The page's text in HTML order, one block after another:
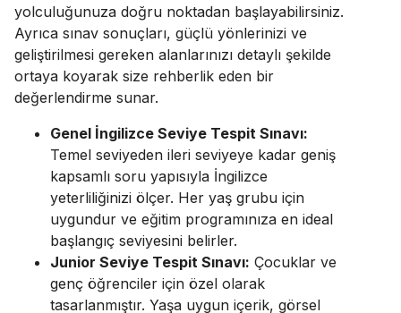
yolculuğunuza doğru noktadan başlayabilirsiniz.
Ayrıca sınav sonuçları, güçlü yönlerinizi ve
geliştirilmesi gereken alanlarınızı detaylı şekilde
ortaya koyarak size rehberlik eden bir
değerlendirme sunar.
Genel İngilizce Seviye Tespit Sınavı:
Temel seviyeden ileri seviyeye kadar geniş
kapsamlı soru yapısıyla İngilizce
yeterliliğinizi ölçer. Her yaş grubu için
uygundur ve eğitim programınıza en ideal
başlangıç seviyesini belirler.
Junior Seviye Tespit Sınavı: Çocuklar ve
genç öğrenciler için özel olarak
tasarlanmıştır. Yaşa uygun içerik, görsel